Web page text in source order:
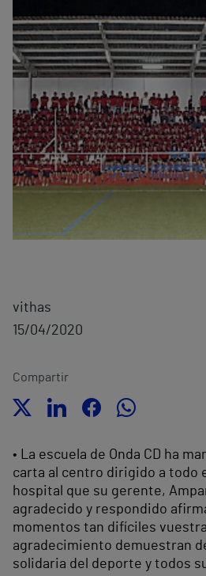
vithas
15/04/2020
Compartir
• La escuela de Onda CD ha
carta al centro dirigido a todo
hospital que su gerente,
agradecido y respondido
momentos tan difíciles
agradecimiento demuestran
solidaria del deporte y todos